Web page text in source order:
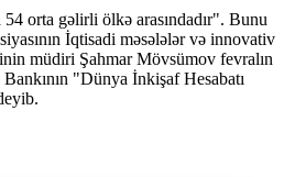
orta gəlirli ölkə arasındadır". Bunu
İqtisadi məsələlər və innovativ
müdiri Şahmar Mövsümov fevralın
"Dünya İnkişaf Hesabatı